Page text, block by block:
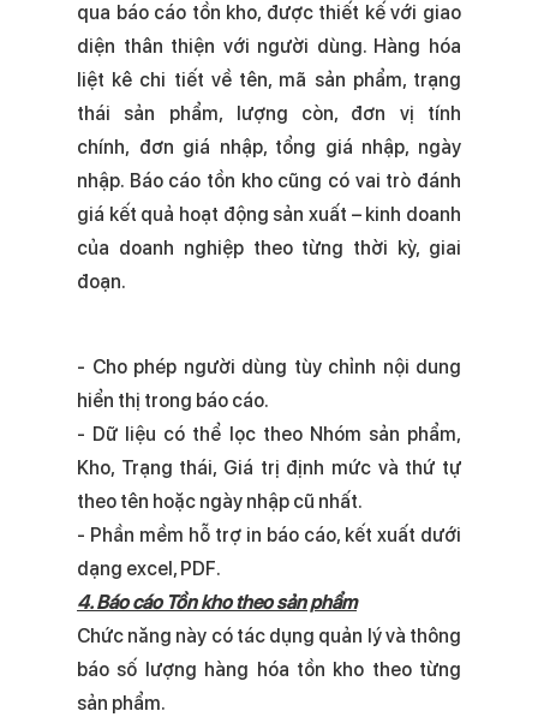
qua báo cáo tồn kho, được thiết kế với giao
diện thân thiện với người dùng. Hàng hóa
liệt kê chi tiết về tên, mã sản phẩm, trạng
thái sản phẩm, lượng còn, đơn vị tính
chính, đơn giá nhập, tổng giá nhập, ngày
nhập. Báo cáo tồn kho cũng có vai trò đánh
giá kết quả hoạt động sản xuất – kinh doanh
của doanh nghiệp theo từng thời kỳ, giai
đoạn.
- Cho phép người dùng tùy chỉnh nội dung
hiển thị trong báo cáo.
- Dữ liệu có thể lọc theo Nhóm sản phẩm,
Kho, Trạng thái, Giá trị định mức và thứ tự
theo tên hoặc ngày nhập cũ nhất.
- Phần mềm hỗ trợ in báo cáo, kết xuất dưới
dạng excel, PDF.
4. Báo cáo Tồn kho theo sản phẩm
Chức năng này có tác dụng quản lý và thông
báo số lượng hàng hóa tồn kho theo từng
sản phẩm.